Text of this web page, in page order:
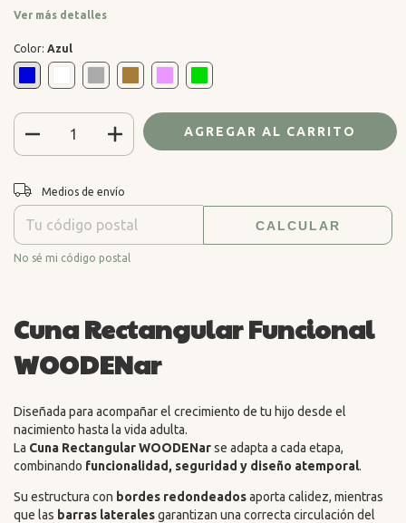
Ver más detalles
Color: Azul
Entregas para el CP:
Medios de envío
CALCULAR
No sé mi código postal
Cuna Rectangular Funcional
WOODENar
Diseñada para acompañar el crecimiento de tu hijo desde el
nacimiento hasta la vida adulta.
La Cuna Rectangular WOODENarse adapta a cada etapa,
combinando funcionalidad, seguridad y diseño atemporal.
Su estructura con bordes redondeadosaporta calidez, mientras
que las barras lateralesgarantizan una correcta circulación del